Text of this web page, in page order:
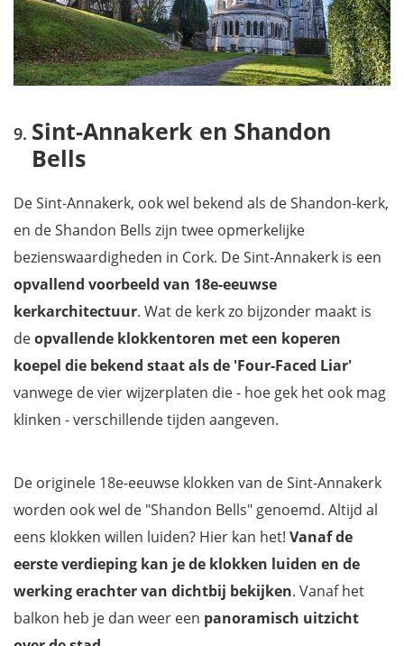
Sint-Annakerk en Shandon
Bells
De Sint-Annakerk, ook wel bekend als de Shandon-kerk,
en de Shandon Bells zijn twee opmerkelijke
bezienswaardigheden in Cork. De Sint-Annakerk is een
opvallend voorbeeld van 18e-eeuwse
kerkarchitectuur. Wat de kerk zo bijzonder maakt is
deopvallende klokkentoren met een koperen
koepel die bekend staat als de 'Four-Faced Liar'
vanwege de vier wijzerplaten die - hoe gek het ook mag
klinken - verschillende tijden aangeven.
De originele 18e-eeuwse klokken van de Sint-Annakerk
worden ook wel de "Shandon Bells" genoemd. Altijd al
eens klokken willen luiden? Hier kan het! Vanaf de
eerste verdieping kan je de klokken luiden en de
werking erachter van dichtbij bekijken. Vanaf het
balkon heb je dan weer een panoramisch uitzicht